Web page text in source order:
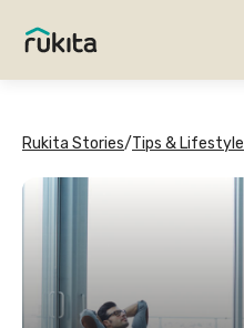
Rukita Stories/Tips & Lifestyle